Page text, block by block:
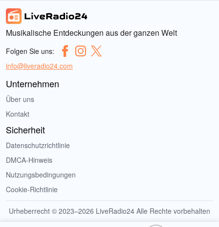
Musikalische Entdeckungen aus der ganzen Welt
Folgen Sie uns:
info@liveradio24.com
Unternehmen
Über uns
Kontakt
Sicherheit
Datenschutzrichtlinie
DMCA-Hinweis
Nutzungsbedingungen
Cookie-Richtlinie
Urheberrecht © 2023–2026 LiveRadio24 Alle Rechte vorbehalten